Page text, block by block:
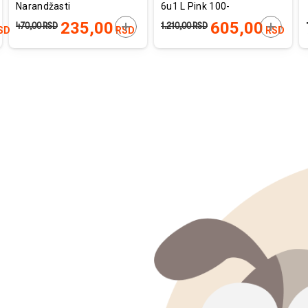
U KORPU
Narandžasti
235,00RSD
470,00RSD DODAJTE U KORPU
6u1 L Pink 100-
605,00 RSD
1.210,00RSD